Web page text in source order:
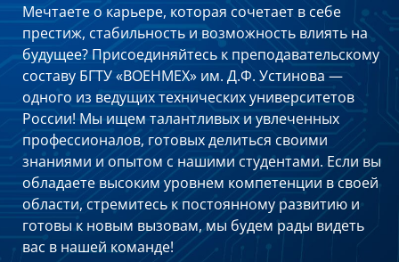
Мечтаете о карьере, которая сочетает в себе
престиж, стабильность и возможность влиять на
будущее? Присоединяйтесь к преподавательскому
составу БГТУ «ВОЕНМЕХ» им. Д.Ф. Устинова —
одного из ведущих технических университетов
России! Мы ищем талантливых и увлеченных
профессионалов, готовых делиться своими
знаниями и опытом с нашими студентами. Если вы
обладаете высоким уровнем компетенции в своей
области, стремитесь к постоянному развитию и
готовы к новым вызовам, мы будем рады видеть
вас в нашей команде!